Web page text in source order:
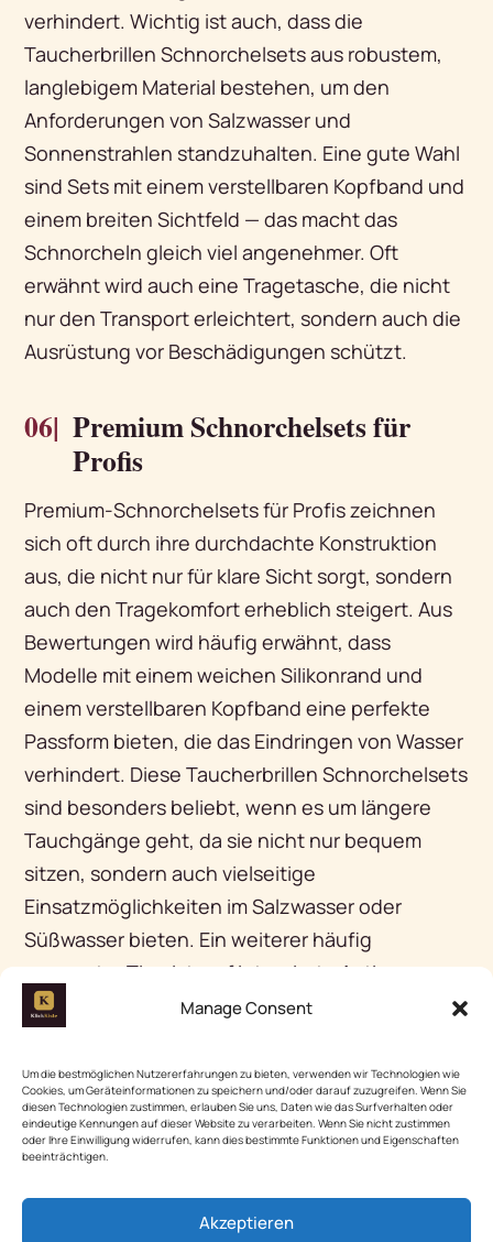
Manage Consent
Um die bestmöglichen Nutzererfahrungen zu bieten, verwenden wir Technologien wie
Cookies, um Geräteinformationen zu speichern und/oder darauf zuzugreifen. Wenn Sie
diesen Technologien zustimmen, erlauben Sie uns, Daten wie das Surfverhalten oder
eindeutige Kennungen auf dieser Website zu verarbeiten. Wenn Sie nicht zustimmen
oder Ihre Einwilligung widerrufen, kann dies bestimmte Funktionen und Eigenschaften
beeinträchtigen.
Akzeptieren
verhindert. Wichtig ist auch, dass die
Taucherbrillen Schnorchelsets aus robustem,
langlebigem Material bestehen, um den
Anforderungen von Salzwasser und
Sonnenstrahlen standzuhalten. Eine gute Wahl
sind Sets mit einem verstellbaren Kopfband und
einem breiten Sichtfeld — das macht das
Schnorcheln gleich viel angenehmer. Oft
erwähnt wird auch eine Tragetasche, die nicht
nur den Transport erleichtert, sondern auch die
Ausrüstung vor Beschädigungen schützt.
06| Premium Schnorchelsets für
Profis
Premium-Schnorchelsets für Profis zeichnen
sich oft durch ihre durchdachte Konstruktion
aus, die nicht nur für klare Sicht sorgt, sondern
auch den Tragekomfort erheblich steigert. Aus
Bewertungen wird häufig erwähnt, dass
Modelle mit einem weichen Silikonrand und
einem verstellbaren Kopfband eine perfekte
Passform bieten, die das Eindringen von Wasser
verhindert. Diese Taucherbrillen Schnorchelsets
sind besonders beliebt, wenn es um längere
Tauchgänge geht, da sie nicht nur bequem
sitzen, sondern auch vielseitige
Einsatzmöglichkeiten im Salzwasser oder
Süßwasser bieten. Ein weiterer häufig
genannter Tipp ist, auf integrierte Anti-
Beschlag-Technologien zu achten, die das
angenehme Sitz bringen das Unterwasser-
Abenteuer auf ein neues Level.
„Investiere in ein hochwertiges Set,